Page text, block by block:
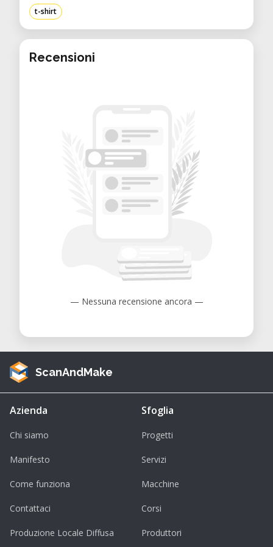
t-shirt
Recensioni
— Nessuna recensione ancora —
ScanAndMake
Azienda
Chi siamo
Manifesto
Come funziona
Contattaci
Produzione Locale Diffusa
Sfoglia
Progetti
Servizi
Macchine
Corsi
Produttori